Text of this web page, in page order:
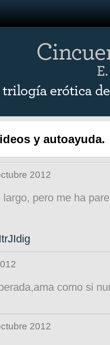
y autoayuda.
2012
pero me ha
como si
2012